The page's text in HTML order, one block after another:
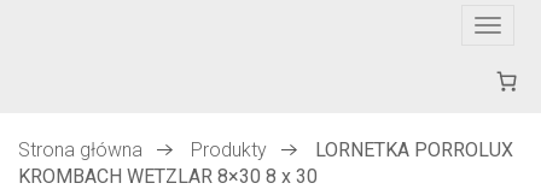
T
l
Strona główna Produkty
LORNETKA PORROLUX
KROMBACH WETZLAR 8×30 8 x 30